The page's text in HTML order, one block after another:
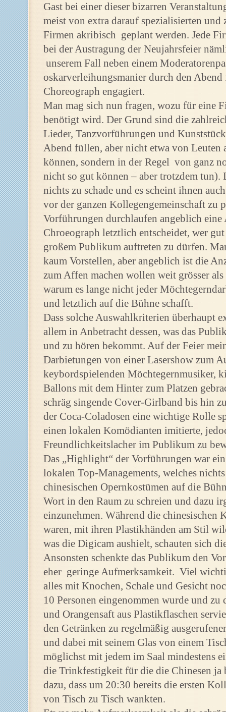
Gast bei einer dieser bizarren
meist von extra darauf spezialisierten und
Firmen akribisch geplant werden. Jede
bei der Austragung der Neujahrsfeier
unserem Fall neben einem
oskarverleihungsmanier durch den
Choreograph engagiert.
Man mag sich nun fragen, wozu für eine
benötigt wird. Der Grund sind die
Lieder, Tanzvorführungen und
Abend füllen, aber nicht etwa von
können, sondern in der Regel von ganz
nicht so gut können – aber trotzdem
nichts zu schade und es scheint ihnen
vor der ganzen Kollegengemeinschaft zu
Vorführungen durchlaufen angeblich eine
Chroeograph letztlich entscheidet, wer
großem Publikum auftreten zu dürfen.
kaum Vorstellen, aber angeblich ist die
zum Affen machen wollen weit grösser
warum es lange nicht jeder
und letztlich auf die Bühne schafft.
Dass solche Auswahlkriterien überhaupt
allem in Anbetracht dessen, was das
und zu hören bekommt. Auf der Feier
Darbietungen von einer Lasershow zum
keybordspielenden Möchtegernmusiker,
Ballons mit dem Hinter zum Platzen
schräg singende Cover-Girlband bis hin
der Coca-Coladosen eine wichtige Rolle
einen lokalen Komödianten imitierte,
Freundlichkeitslacher im Publikum zu
Das „Highlight“ der Vorführungen war
lokalen Top-Managements, welches
chinesischen Opernkostümen auf die
Wort in den Raum zu schreien und dazu
einzunehmen. Während die chinesischen
waren, mit ihren Plastikhänden am Stil
was die Digicam aushielt, schauten sich
Ansonsten schenkte das Publikum den
eher geringe Aufmerksamkeit. Viel
alles mit Knochen, Schale und Gesicht
10 Personen eingenommen wurde und
und Orangensaft aus Plastikflaschen
den Getränken zu regelmäßig
und dabei mit seinem Glas von einem
möglichst mit jedem im Saal mindestens
die Trinkfestigkeit für die die Chinesen ja
dazu, dass um 20:30 bereits die ersten
von Tisch zu Tisch wankten.